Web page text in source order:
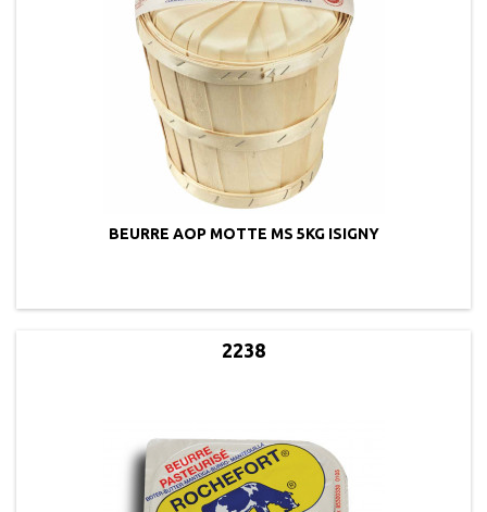
BEURRE AOP MOTTE MS 5KG ISIGNY
2238